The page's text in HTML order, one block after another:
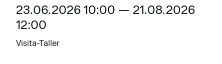
23.06.2026 10:00 — 21.08.2026
12:00
Visita-Taller